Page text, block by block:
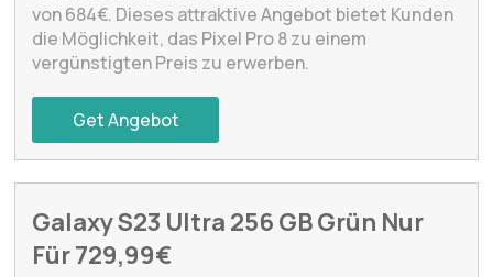
von 684€. Dieses attraktive Angebot bietet Kunden
die Möglichkeit, das Pixel Pro 8 zu einem
vergünstigten Preis zu erwerben.
Get Angebot
Galaxy S23 Ultra 256 GB Grün Nur
Für 729,99€